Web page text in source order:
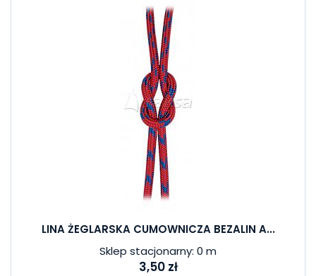
LINA ŻEGLARSKA CUMOWNICZA BEZALIN A...
Sklep stacjonarny: 0 m
3,50 zł